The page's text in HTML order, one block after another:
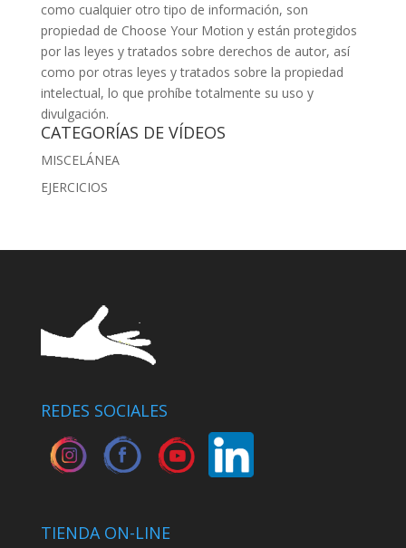
como cualquier otro tipo de información, son
propiedad de Choose Your Motion y están protegidos
por las leyes y tratados sobre derechos de autor, así
como por otras leyes y tratados sobre la propiedad
intelectual, lo que prohíbe totalmente su uso y
divulgación.
CATEGORÍAS DE VÍDEOS
MISCELÁNEA
EJERCICIOS
REDES SOCIALES
TIENDA ON-LINE